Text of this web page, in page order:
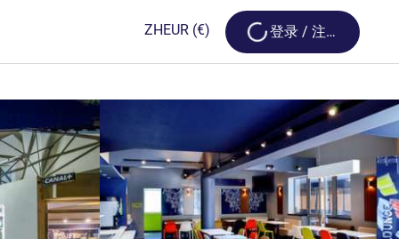
ZHEUR (€) Loading...
登录 / 注册